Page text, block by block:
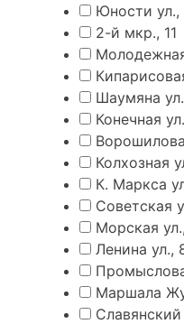
Юности ул.,
2-й мкр., 11
Шаумяна
Конечная
Колхозная
К. Маркса
Советская
Морская
Ленина ул.,
Маршала